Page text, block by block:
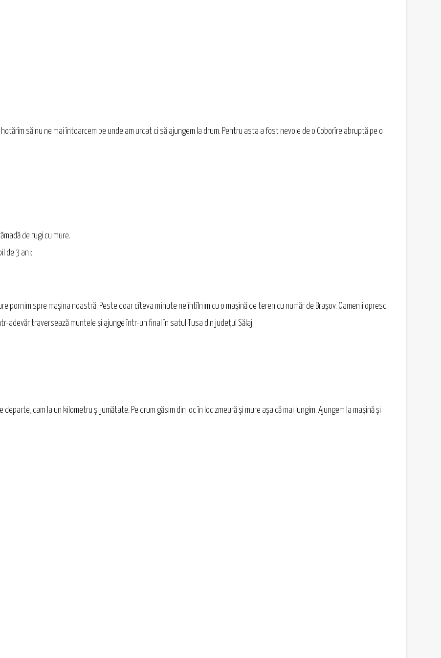
să nu ne mai întoarcem pe unde am urcat ci să ajungem la drum. Pentru asta a fost nevoie de o Coborîre abruptă pe o
de rugi cu mure.
de 3 ani:
pornim spre mașina noastră. Peste doar cîteva minute ne întîlnim cu o mașină de teren cu număr de Brașov. Oamenii opresc
adevăr traversează muntele și ajunge într-un final în satul Tusa din județul Sălaj.
cam la un kilometru și jumătate. Pe drum găsim din loc în loc zmeură și mure așa că mai lungim. Ajungem la mașină și